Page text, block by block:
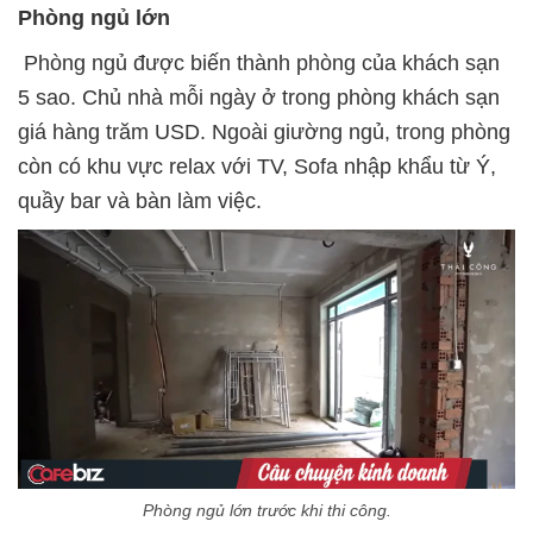
Phòng ngủ lớn
Phòng ngủ được biến thành phòng của khách sạn
5 sao. Chủ nhà mỗi ngày ở trong phòng khách sạn
giá hàng trăm USD. Ngoài giường ngủ, trong phòng
còn có khu vực relax với TV, Sofa nhập khẩu từ Ý,
quầy bar và bàn làm việc.
Phòng ngủ lớn trước khi thi công.